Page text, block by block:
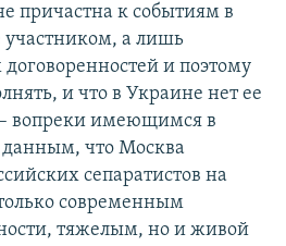
причастна к событиям в
участником, а лишь
и поэтому
и что в Украине нет ее
вопреки имеющимся в
что Москва
сепаратистов на
современным
тяжелым, но и живой